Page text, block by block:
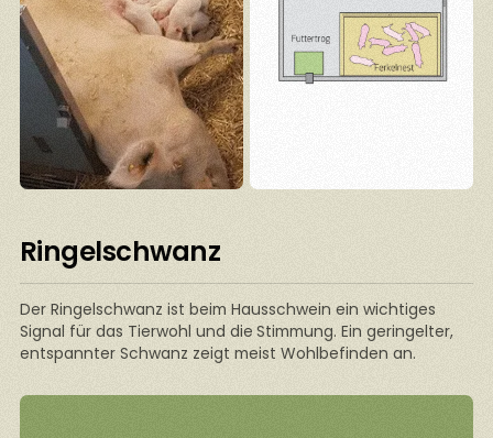
Ringelschwanz
Der Ringelschwanz ist beim Hausschwein ein wichtiges
Signal für das Tierwohl und die Stimmung. Ein geringelter,
entspannter Schwanz zeigt meist Wohlbefinden an.